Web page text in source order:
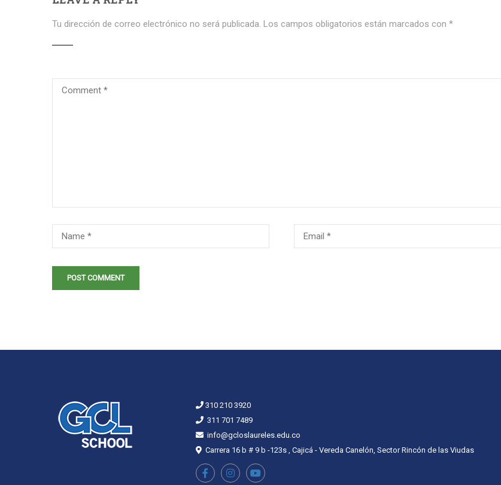
Tu dirección de correo electrónico no será publicada. Los campos obligatorios están marcados con *
310 210 3920
311 701 7489
info@gcloslaureles.edu.co
Carrera 16 b # 9 b -123s , Cajicá - Vereda Canelón, Sector Rincón de las Viudas